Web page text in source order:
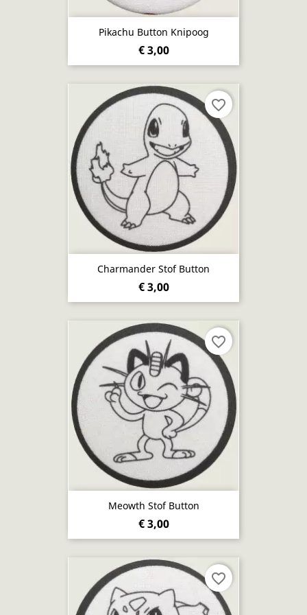
Pikachu Button Knipoog
€ 3,00
Charmander Stof Button
€ 3,00
favorite_border
Meowth Stof Button
€ 3,00
favorite_border
favorite_border